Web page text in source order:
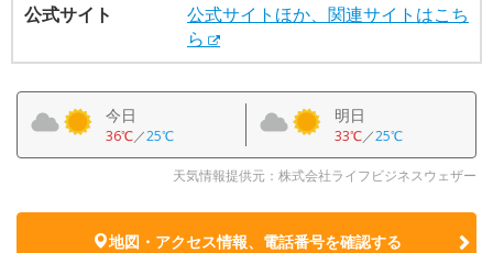
公式サイト
公式サイトほか、関連サイトはこち
ら
今日
36℃／25℃
明日
33℃／25℃
天気情報提供元：株式会社ライフビジネスウェザー
地図・アクセス情報、電話番号を確認する